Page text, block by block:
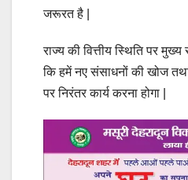
जरूरत है |
राज्य की वित्तीय स्थिति पर
कि हमें नए संसाधनों की खोज
पर निरंतर कार्य करना होगा |